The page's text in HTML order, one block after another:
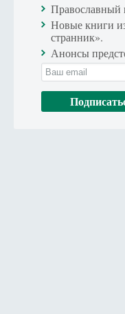
Православный
Новые книги
странник».
Анонсы